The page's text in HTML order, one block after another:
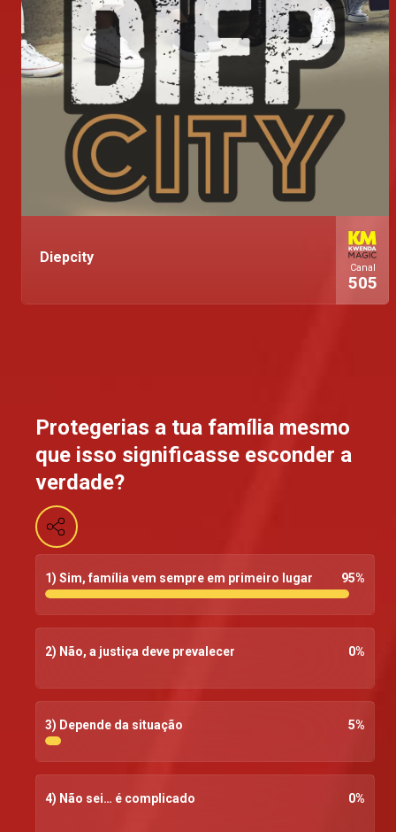
Diepcity
Canal
505
Protegerias a tua família mesmo
que isso significasse esconder a
verdade?
1) Sim, família vem sempre em primeiro lugar 95%
2) Não, a justiça deve prevalecer 0%
3) Depende da situação 5%
4) Não sei… é complicado 0%